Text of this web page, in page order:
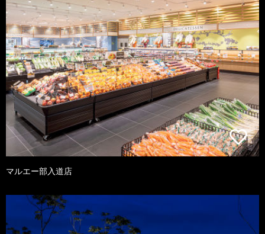
マルエー部入道店